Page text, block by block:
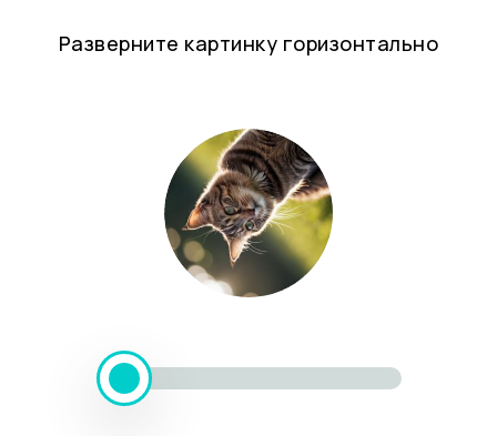
Разверните картинку горизонтально